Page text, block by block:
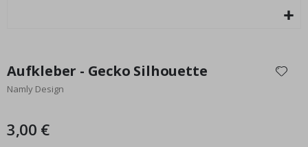
Anfang
der
Bildgalerie
Aufkleber - Gecko Silhouette
Namly Design
3,00 €